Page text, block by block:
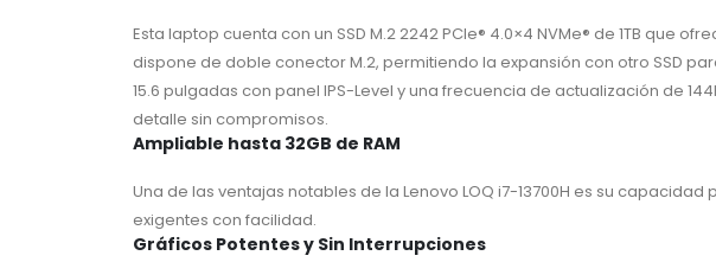
Esta laptop cuenta con un SSD M.2 2242 PCIe® 4.0×4 NVMe® de 1TB
dispone de doble conector M.2, permitiendo la expansión con otro SSD
15.6 pulgadas con panel IPS-Level y una frecuencia de actualización de
detalle sin compromisos.
Ampliable hasta 32GB de RAM
Una de las ventajas notables de la Lenovo LOQ i7-13700H es su
exigentes con facilidad.
Gráficos Potentes y Sin Interrupciones